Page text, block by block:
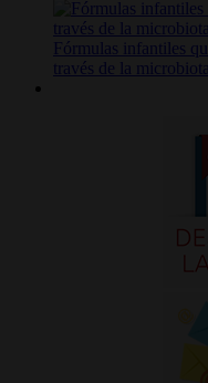
Fórmulas infantiles
través de la microbiota